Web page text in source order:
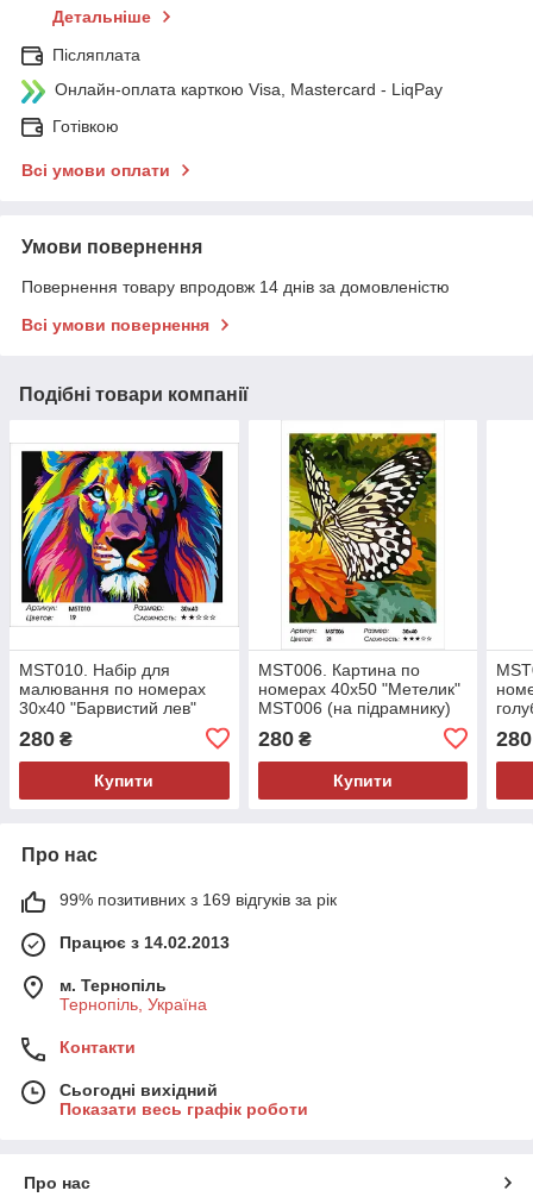
Детальніше
Післяплата
Онлайн-оплата карткою Visa, Mastercard - LiqPay
Готівкою
Всі умови оплати
Умови повернення
Повернення товару впродовж 14 днів за домовленістю
Всі умови повернення
Подібні товари компанії
МST010. Набір для
малювання по номерах
30х40 "Барвистий лев"
MST010 (на підрамнику)
280 ₴
Купити
МST006. Картина по
номерах 40х50 "Метелик"
MST006 (на підрамнику)
280₴
Купити
280
Про нас
99% позитивних з 169 відгуків за рік
Працює з 14.02.2013
м. Тернопіль
Тернопіль, Україна
Контакти
Сьогодні вихідний
Показати весь графік роботи
Про нас